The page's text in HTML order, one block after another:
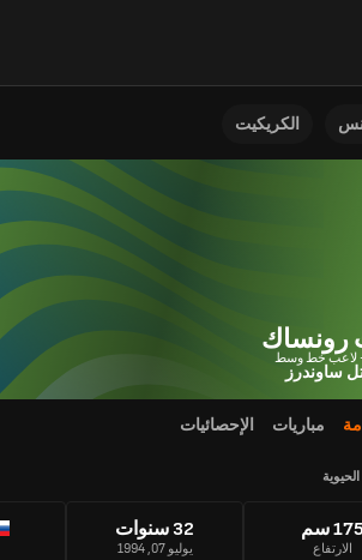
الكريكيت
رونساك
ساوندرز
مباريات الإحصائيات
175 سم
الارتفاع
32 سنوات
يوليو 07, 1994